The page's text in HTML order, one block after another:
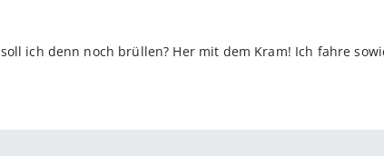
ich denn noch brüllen? Her mit dem Kram! Ich fahre